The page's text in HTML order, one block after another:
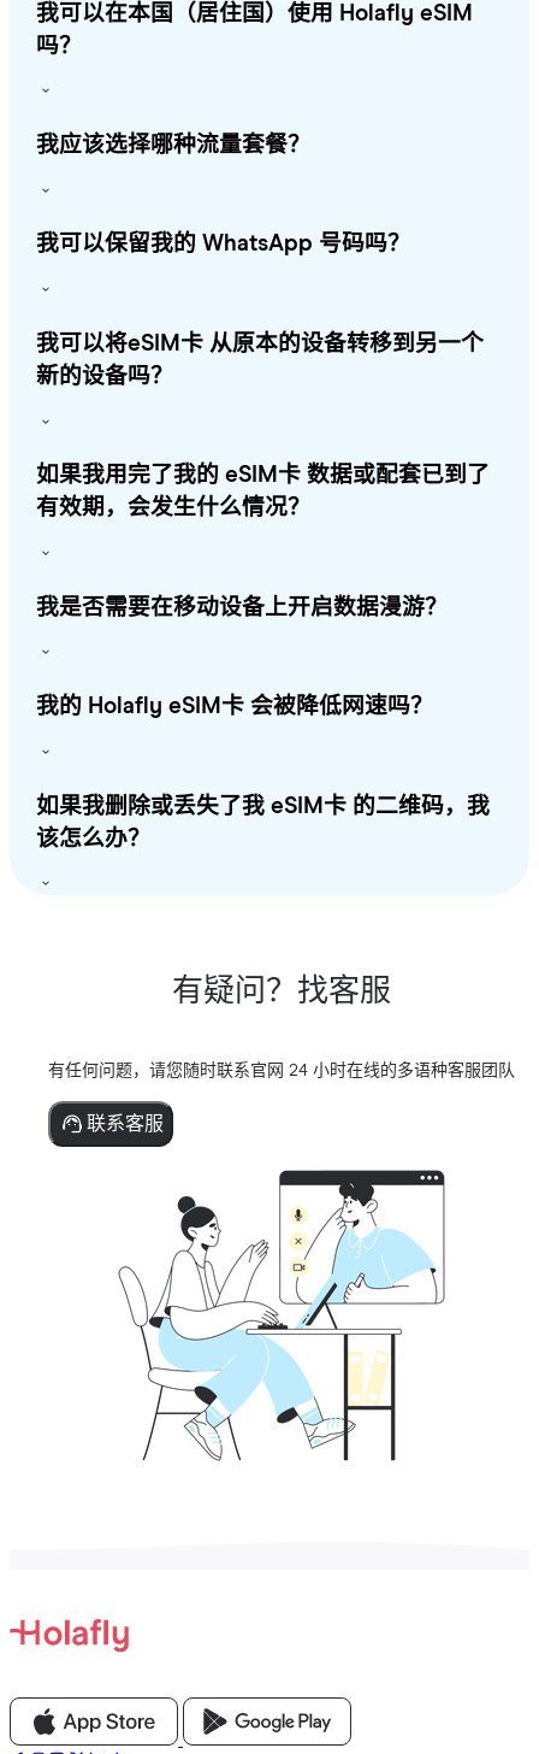
我可以在本国（居住国）使用 Holafly eSIM
吗？
我应该选择哪种流量套餐？
我可以保留我的 WhatsApp 号码吗？
我可以将eSIM卡 从原本的设备转移到另一个
新的设备吗？
如果我用完了我的 eSIM卡 数据或配套已到了
有效期，会发生什么情况？
我是否需要在移动设备上开启数据漫游？
我的 Holafly eSIM卡 会被降低网速吗？
如果我删除或丢失了我 eSIM卡 的二维码，我
该怎么办？
有疑问？找客服
有任何问题，请您随时联系官网 24 小时在线的多语种客服团队
联系客服